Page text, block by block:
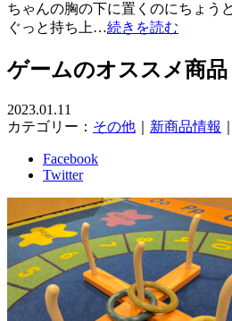
ちゃんの胸の下に置くのにちょう
ぐっと持ち上…続きを読む
ゲームのオススメ商品
2023.01.11
カテゴリー： その他 新商品情報
Facebook
Twitter